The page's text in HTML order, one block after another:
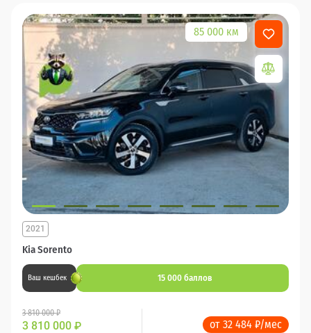
85 000 км
Kia Sorento
2021
Ваш кешбек 15 000 баллов
3 810 000 ₽
3 810 000 ₽ от 32 484 ₽/мес